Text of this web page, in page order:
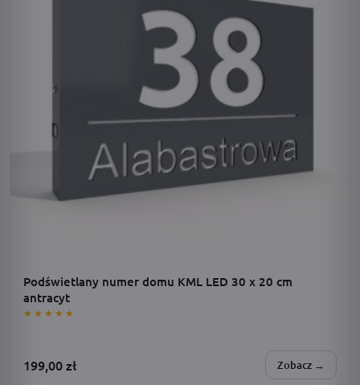
Podświetlany numer domu KML LED 30 x 20 cm
antracyt
★★★★★
199,00zł Zobacz →